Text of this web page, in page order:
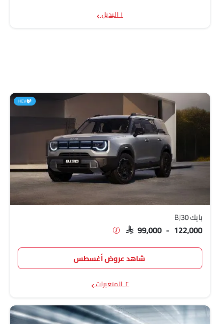
١ البديل
HEV
بايك BJ30
SAR 99,000 - 122,000
شاهد عروض أغسطس
٢ المتغيرات